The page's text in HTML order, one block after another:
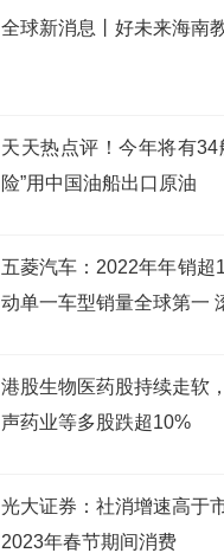
全球新消息丨好未来海南
天天热点评！今年将有34
险”用中国油船出口原油
五菱汽车：2022年年销超
动单一车型销量全球第一
港股生物医药股持续走软
声药业等多股跌超10%
光大证券：社消增速高于
2023年春节期间消费